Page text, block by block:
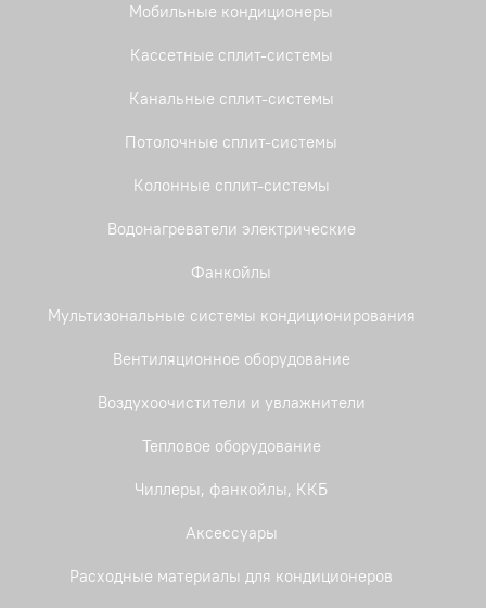
Мобильные кондиционеры
Кассетные сплит-системы
Канальные сплит-системы
Потолочные сплит-системы
Колонные сплит-системы
Водонагреватели электрические
Фанкойлы
Мультизональные системы кондиционирования
Вентиляционное оборудование
Воздухоочистители и увлажнители
Тепловое оборудование
Чиллеры, фанкойлы, ККБ
Аксессуары
Расходные материалы для кондиционеров